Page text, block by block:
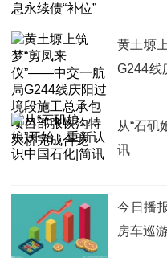
黄土塬
G244线
从“石矶
讯
今日播
房车巡